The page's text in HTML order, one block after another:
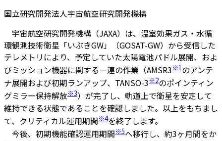
国立研究開発法人宇宙航空研究開発機構
宇宙航空研究開発機構（JAXA）は、温室効果ガス・水循
環観測技術衛星「いぶきGW」（GOSAT-GW）から受信した
テレメトリにより、予定していた太陽電池パドル展開、およ
びミッション機器に関する一連の作業（AMSR3※1のアンテ
ナ展開および初期ランアップ、TANSO-3※2のポインティン
グミラー保持解放※3）が完了し、軌道上で衛星を安定して
維持できる状態であることを確認しました。以上をもちまし
て、クリティカル運用期間※4を終了します。
今後、初期機能確認運用期間※5へ移行し、約3ヶ月間をか